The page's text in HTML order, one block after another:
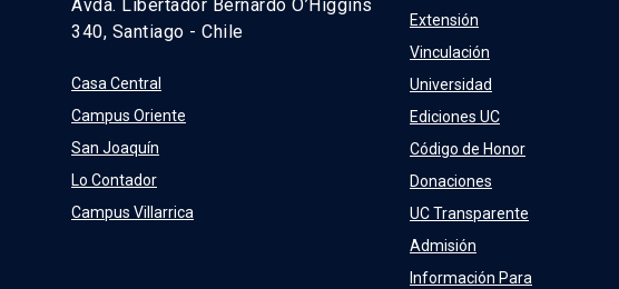
Avda. Libertador Bernardo O’Higgins
340, Santiago - Chile
Casa Central
Campus Oriente
San Joaquín
Lo Contador
Campus Villarrica
Extensión
Vinculación
Universidad
Ediciones UC
Código de Honor
Donaciones
UC Transparente
Admisión
Información Para